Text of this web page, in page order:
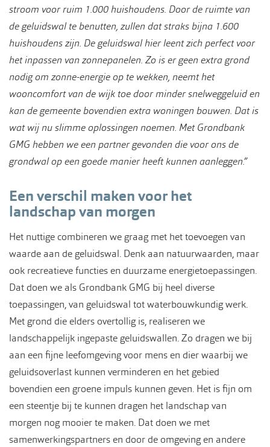
stroom voor ruim 1.000 huishoudens. Door de ruimte van
de geluidswal te benutten, zullen dat straks bijna 1.600
huishoudens zijn. De geluidswal hier leent zich perfect voor
het inpassen van zonnepanelen. Zo is er geen extra grond
nodig om zonne-energie op te wekken, neemt het
wooncomfort van de wijk toe door minder snelweggeluid en
kan de gemeente bovendien extra woningen bouwen. Dat is
wat wij nu slimme oplossingen noemen. Met Grondbank
GMG hebben we een partner gevonden die voor ons de
grondwal op een goede manier heeft kunnen aanleggen.”
Een verschil maken voor het
landschap van morgen
Het nuttige combineren we graag met het toevoegen van
waarde aan de geluidswal. Denk aan natuurwaarden, maar
ook recreatieve functies en duurzame energietoepassingen.
Dat doen we als Grondbank GMG bij heel diverse
toepassingen, van geluidswal tot waterbouwkundig werk.
Met grond die elders overtollig is, realiseren we
landschappelijk ingepaste geluidswallen. Zo dragen we bij
aan een fijne leefomgeving voor mens en dier waarbij we
geluidsoverlast kunnen verminderen en het gebied
bovendien een groene impuls kunnen geven. Het is fijn om
een steentje bij te kunnen dragen het landschap van
morgen nog mooier te maken. Dat doen we met
samenwerkingspartners en door de omgeving en andere